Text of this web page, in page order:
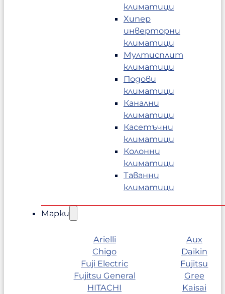
климатици
Хипер
инверторни
климатици
Мултисплит
климатици
Подови
климатици
Канални
климатици
Касетъчни
климатици
Колонни
климатици
Таванни
климатици
Марки
Arielli
Aux
Chigo
Daikin
Fuji Electric
Fujitsu
Fujitsu General
Gree
HITACHI
Kaisai